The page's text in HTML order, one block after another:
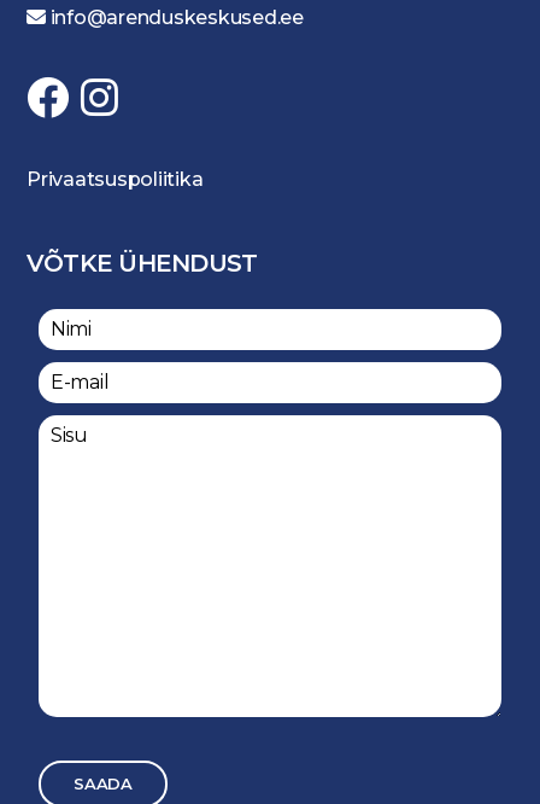
info@arenduskeskused.ee
Privaatsuspoliitika
VÕTKE ÜHENDUST